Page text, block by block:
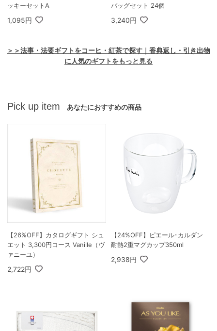
ッキーセットA
1,095円
バッグセット 24個
3,240円
＞＞法事・法要ギフトをコーヒ・紅茶で探す｜香典返し・引き出物
に人気のギフトをもっと見る
Pick up item あなたにおすすめの商品
【26%OFF】カタログギフト シュ
エット 3,300円コース Vanille（ヴ
ァニーユ）
2,722円
【24%OFF】ピエール･カルダン
耐熱2重マグカップ350ml
2,938円